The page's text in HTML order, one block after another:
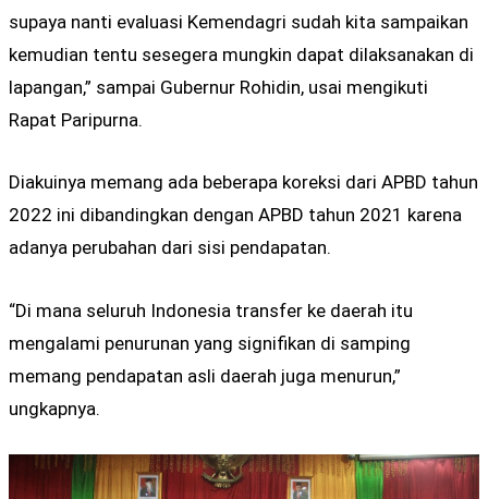
supaya nanti evaluasi Kemendagri sudah kita sampaikan
kemudian tentu sesegera mungkin dapat dilaksanakan di
lapangan,” sampai Gubernur Rohidin, usai mengikuti
Rapat Paripurna.
Diakuinya memang ada beberapa koreksi dari APBD tahun
2022 ini dibandingkan dengan APBD tahun 2021 karena
adanya perubahan dari sisi pendapatan.
“Di mana seluruh Indonesia transfer ke daerah itu
mengalami penurunan yang signifikan di samping
memang pendapatan asli daerah juga menurun,”
ungkapnya.